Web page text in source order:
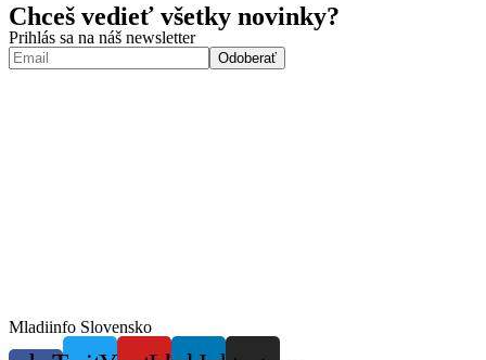
Chceš vedieť všetky novinky?
Prihlás sa na náš newsletter
Mladiinfo Slovensko